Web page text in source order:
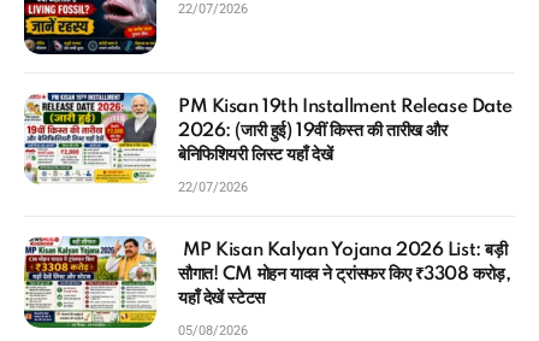
22/07/2026
PM Kisan 19th Installment Release Date
2026: (जारी हुई) 19वीं किस्त की तारीख और
बेनिफिशियरी लिस्ट यहाँ देखें
22/07/2026
MP Kisan Kalyan Yojana 2026 List: बड़ी
सौगात! CM मोहन यादव ने ट्रांसफर किए ₹3308 करोड़,
यहाँ देखें स्टेटस
05/08/2026